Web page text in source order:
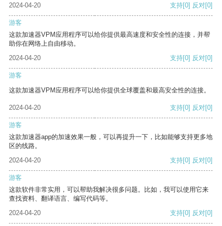
2024-04-20 支持[0] 反对[0]
游客
这款加速器VPM应用程序可以给你提供最高速度和安全性的连接，并帮
助你在网络上自由移动。
2024-04-20
支持[0] 反对[0]
游客
这款加速器VPM应用程序可以给你提供全球覆盖和最高安全性的连接。
2024-04-20 支持[0] 反对[0]
游客
这款加速器app的加速效果一般，可以再提升一下，比如能够支持更多地
区的线路。
2024-04-20
支持[0] 反对[0]
游客
这款软件非常实用，可以帮助我解决很多问题。比如，我可以使用它来
查找资料、翻译语言、编写代码等。
2024-04-20
支持[0] 反对[0]